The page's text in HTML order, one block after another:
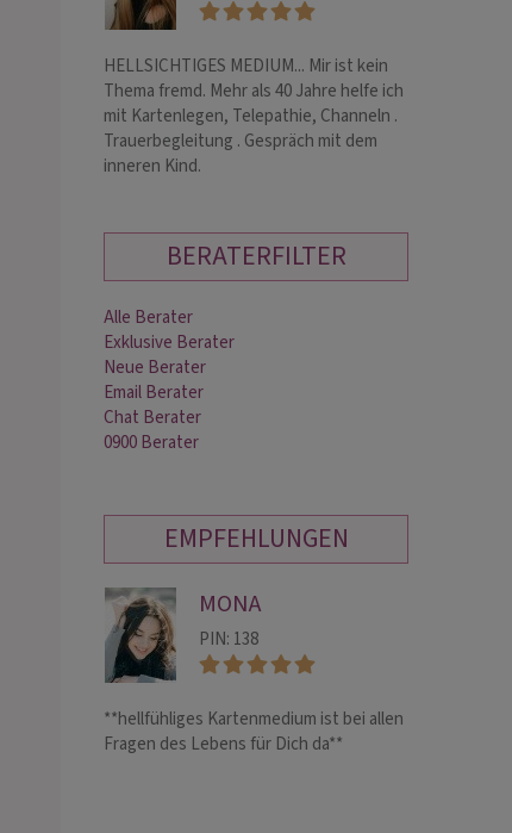
HELLSICHTIGES MEDIUM... Mir ist kein
Thema fremd. Mehr als 40 Jahre helfe ich
mit Kartenlegen, Telepathie, Channeln .
Trauerbegleitung . Gespräch mit dem
inneren Kind.
BERATERFILTER
Alle Berater
Exklusive Berater
Neue Berater
Email Berater
Chat Berater
0900 Berater
EMPFEHLUNGEN
MONA
PIN: 138
**hellfühliges Kartenmedium ist bei allen
Fragen des Lebens für Dich da**